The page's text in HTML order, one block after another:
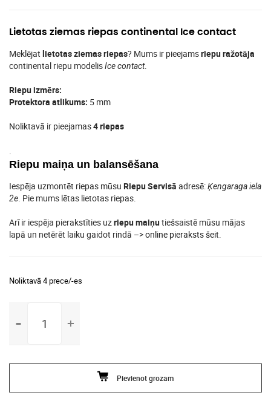
Lietotas ziemas riepas continental Ice contact
Meklējat lietotas ziemas riepas? Mums ir pieejamsriepu ražotāja
continental riepu modelisIce contact.
Riepu izmērs:
Protektora atlikums: 5 mm
Noliktavā ir pieejamas4 riepas
.
Riepu maiņa un balansēšana
Iespēja uzmontēt riepas mūsu Riepu Servisā adresē:Ķengaraga iela
2e. Pie mums lētas lietotas riepas.
Arī ir iespēja pierakstīties uzriepu maiņutiešsaistē mūsu mājas
lapā un netērēt laiku gaidot rindā –>online pieraksts šeit.
Noliktavā 4 prece/-es
R17
contact
Pievienot grozam